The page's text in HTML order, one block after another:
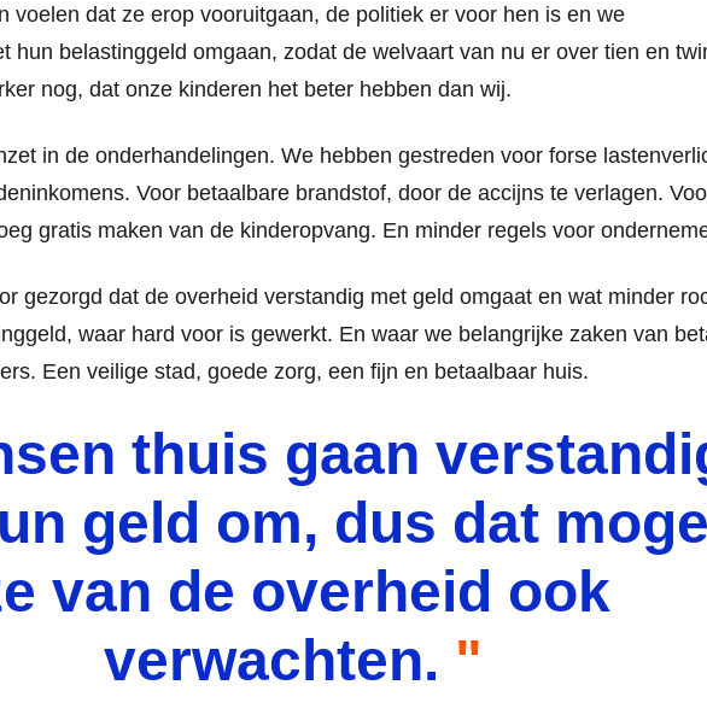
voelen dat ze erop vooruitgaan, de politiek er voor hen is en we
hun belastinggeld omgaan, zodat de welvaart van nu er over tien en
nog, dat onze kinderen het beter hebben dan wij.
in de onderhandelingen. We hebben gestreden voor forse
Voor betaalbare brandstof, door de accijns te verlagen.
gratis maken van de kinderopvang. En minder regels voor
gezorgd dat de overheid verstandig met geld omgaat en wat minder
waar hard voor is gewerkt. En waar we belangrijke zaken van
Een veilige stad, goede zorg, een fijn en betaalbaar huis.
thuis gaan
geld om, dus dat
van de overheid ook
verwachten.